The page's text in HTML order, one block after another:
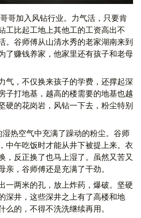
哥加入风钻行业。力气活，只要肯
工比起工地上其他工的工资高出不
。谷师傅从山清水秀的老家湖南来到
了赚钱养家，他家里还有孩子和老母
气，不仅换来孩子的学费，还撑起深
子打地基，越高的楼需要的地基也越
硬的花岗岩，风钻一下去，粉尘特别
热空气中充满了躁动的粉尘。谷师
中午吃饭时才能从井下被提上来。衣
，反正换了也马上湿了。虽然又苦又
亲，谷师傅还是充满了干劲。
一两米的孔，放上炸药，爆破。坚硬
深井，这些深井之上有了高楼和地
的，不得不洗洗继续再用。